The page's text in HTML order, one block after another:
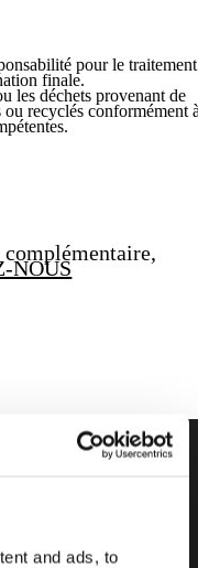
and ads, to
pour le traitement
finale.
les déchets provenant de
recyclés conformément
NOUS
Autres